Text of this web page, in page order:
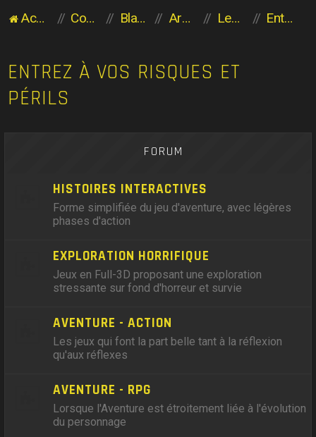
Accueil du forum Communauté des Planaviens Blabla entre Planaviens Archives Les héritiers de l'Aventure Entrez à vos risques et périls
ENTREZ À VOS RISQUES ET
PÉRILS
FORUM
HISTOIRES INTERACTIVES
Forme simplifiée du jeu d'aventure, avec légères
phases d'action
EXPLORATION HORRIFIQUE
Jeux en Full-3D proposant une exploration
stressante sur fond d'horreur et survie
AVENTURE - ACTION
Les jeux qui font la part belle tant à la réflexion
qu'aux réflexes
AVENTURE - RPG
Lorsque l'Aventure est étroitement liée à l'évolution
du personnage